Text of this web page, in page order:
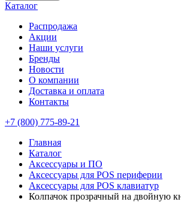
Каталог
Распродажа
Акции
Наши услуги
Бренды
Новости
О компании
Доставка и оплата
Контакты
+7 (800) 775-89-21
Главная
Каталог
Аксессуары и ПО
Аксессуары для POS периферии
Аксессуары для POS клавиатур
Колпачок прозрачный на двойную